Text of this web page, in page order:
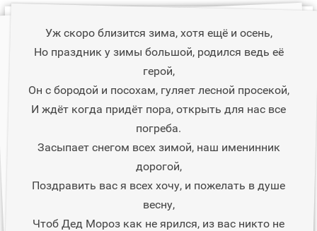
Уж скоро близится зима, хотя ещё и осень,
Но праздник у зимы большой, родился ведь её
герой,
Он с бородой и посохам, гуляет лесной просекой,
И ждёт когда придёт пора, открыть для нас все
погреба.
Засыпает снегом всех зимой, наш именинник
дорогой,
Поздравить вас я всех хочу, и пожелать в душе
весну,
Чтоб Дед Мороз как не ярился, из вас никто не